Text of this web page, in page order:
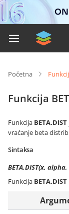
Početna
Funkcija
Funkcija BETA.DIST
vraćanje beta
Sintaksa
BETA.DIST(x,
Funkcija BETA.DIST